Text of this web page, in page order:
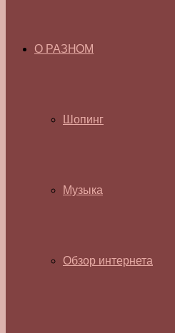
О РАЗНОМ
Шопинг
Музыка
Обзор интернета